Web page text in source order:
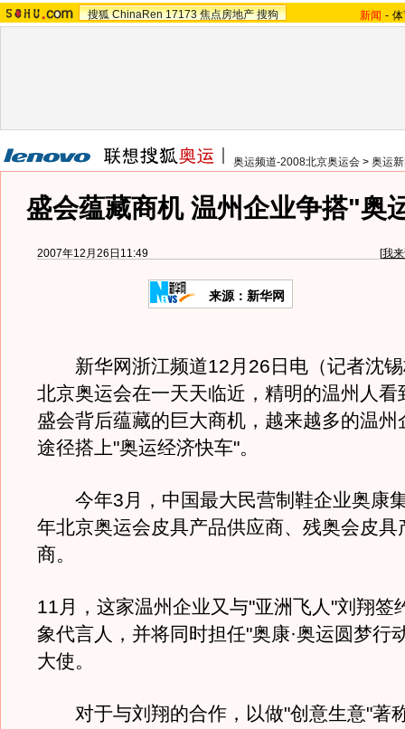
搜狐 ChinaRen 17173 焦点房地产 搜狗 新闻 -
奥运频道-2008北京奥运会 > 奥运
盛会蕴藏商机 温州企业争搭"奥
2007年12月26日11:49 [我
来源：新华网
新华网浙江频道12月26日电（记者沈锡
北京奥运会在一天天临近，精明的温州人看
盛会背后蕴藏的巨大商机，越来越多的温州
途径搭上"奥运经济快车"。
今年3月，中国最大民营制鞋企业奥康
年北京奥运会皮具产品供应商、残奥会皮具
商。
11月，这家温州企业又与"亚洲飞人"刘翔签
象代言人，并将同时担任"奥康·奥运圆梦行
大使。
对于与刘翔的合作，以做"创意生意"著